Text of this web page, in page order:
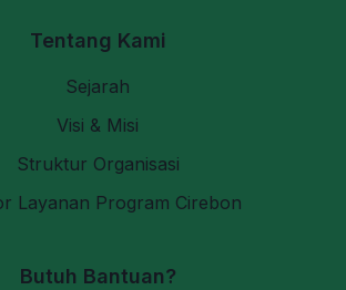
Tentang Kami
Sejarah
Visi & Misi
Struktur Organisasi
Layanan Program Cirebon
Butuh Bantuan?